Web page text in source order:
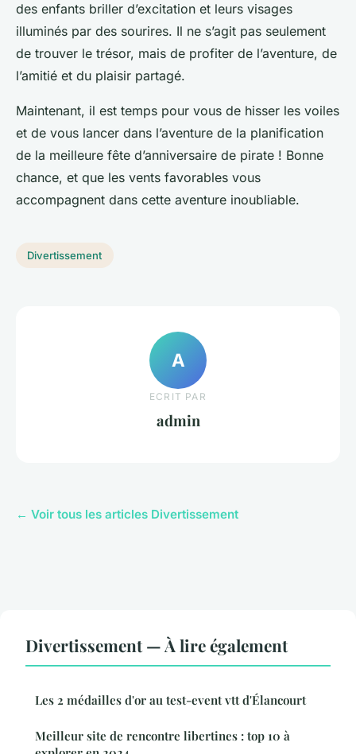
des enfants briller d’excitation et leurs visages
illuminés par des sourires. Il ne s’agit pas seulement
de trouver le trésor, mais de profiter de l’aventure, de
l’amitié et du plaisir partagé.
Maintenant, il est temps pour vous de hisser les voiles
et de vous lancer dans l’aventure de la planification
de la meilleure fête d’anniversaire de pirate ! Bonne
chance, et que les vents favorables vous
accompagnent dans cette aventure inoubliable.
Divertissement
A
ECRIT PAR
admin
← Voir tous les articles Divertissement
Divertissement — À lire également
Les 2 médailles d'or au test-event vtt d'Élancourt
Meilleur site de rencontre libertines : top 10 à